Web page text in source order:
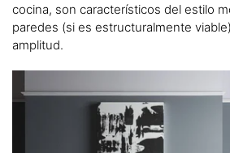
cocina, son característicos del estilo
paredes (si es estructuralmente
amplitud.